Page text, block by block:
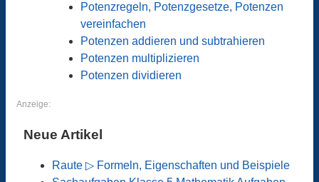
Potenzregeln, Potenzgesetze, Potenzen
vereinfachen
Potenzen addieren und subtrahieren
Potenzen multiplizieren
Potenzen dividieren
Anzeige:
Neue Artikel
Raute ▷ Formeln, Eigenschaften und Beispiele